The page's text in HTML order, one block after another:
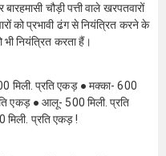
चौड़ी पत्ती वाले खरपतवारों
को प्रभावी ढंग से नियंत्रित करने के
नियंत्रित करता हैं।
मिली. प्रति एकड़ ● मक्का- 600
एकड़ ● आलू- 500 मिली. प्रति
प्रति एकड़ !